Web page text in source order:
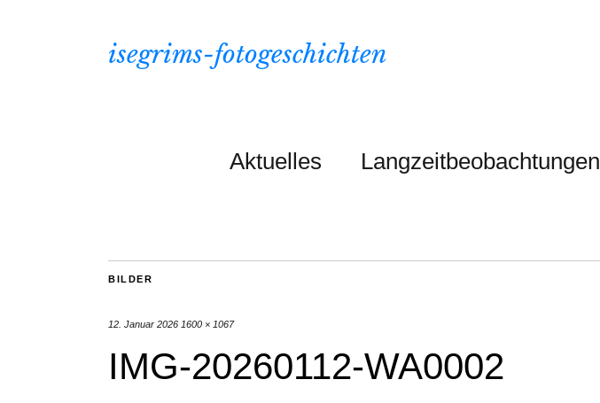
isegrims-fotogeschichten
Aktuelles Langzeitbeobachtungen
BILDER
12. Januar 2026 1600 × 1067
IMG-20260112-WA0002